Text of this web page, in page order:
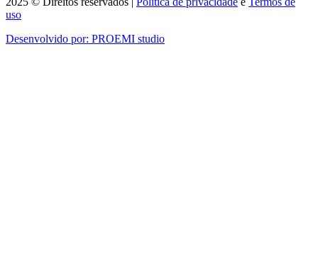
uso
Desenvolvido por: PROEMI studio